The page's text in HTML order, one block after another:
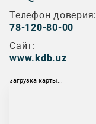
Телефон доверия:
78-120-80-00
Сайт:
www.kdb.uz
загрузка карты...